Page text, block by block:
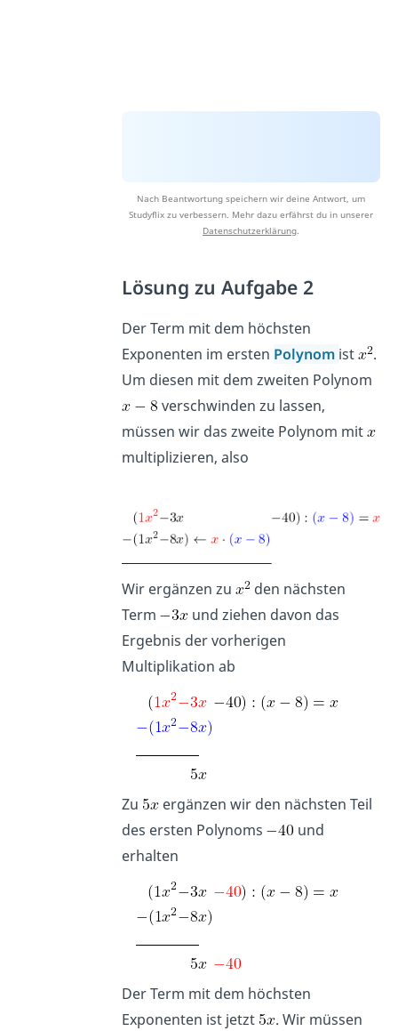
Nach Beantwortung speichern wir deine Antwort, um
Studyflix zu verbessern. Mehr dazu erfährst du in unserer
Datenschutzerklärung
Lösung zu Aufgabe 2
Der Term mit dem höchsten
Exponenten im ersten Polynom ist
.
Um diesen mit dem zweiten Polynom
verschwinden zu lassen,
müssen wir das zweite Polynom mit
multiplizieren, also
Wir ergänzen zu
den nächsten
Term
und ziehen davon das
Ergebnis der vorherigen
Multiplikation ab
Zu
ergänzen wir den nächsten Teil
des ersten Polynoms
und
erhalten
Der Term mit dem höchsten
Exponenten ist jetzt
. Wir müssen